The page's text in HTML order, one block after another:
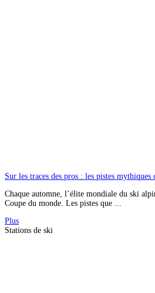
Sur les traces des pros : les pistes mythiques
Chaque automne, l’élite mondiale du ski
Coupe du monde. Les pistes que ...
Plus
Stations de ski